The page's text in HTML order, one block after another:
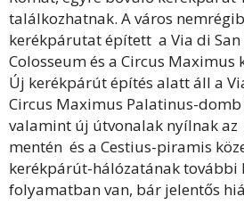
találkozhatnak. A város
kerékpárutat épített a Via di San
Colosseum és a Circus Maximus
Új kerékpárút építés alatt áll a
Circus Maximus Palatinus-
valamint új útvonalak nyílnak
mentén és a Cestius-piramis
kerékpárút-hálózatának további
folyamatban van, bár jelentős